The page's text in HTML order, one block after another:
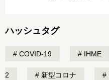
ハッシュタグ
COVID-19 IHME
2 新型コロナ